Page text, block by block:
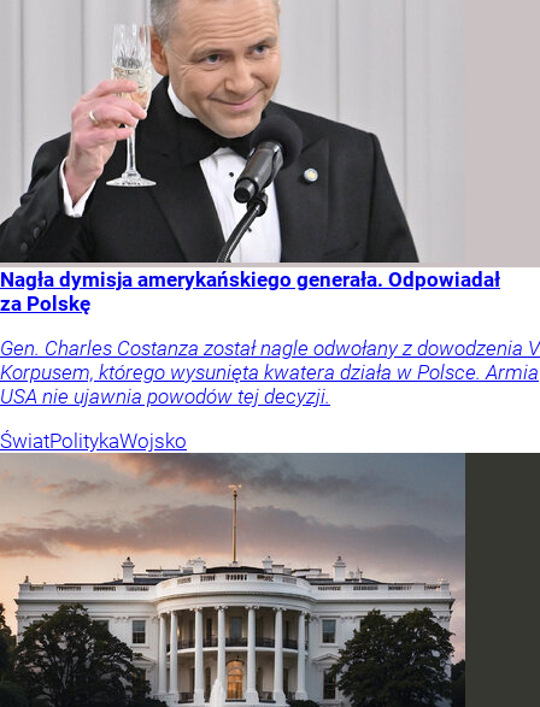
Nagła dymisja amerykańskiego generała. Odpowiadał
za Polskę
Gen. Charles Costanza został nagle odwołany z dowodzenia V
Korpusem, którego wysunięta kwatera działa w Polsce. Armia
USA nie ujawnia powodów tej decyzji.
ŚwiatPolitykaWojsko